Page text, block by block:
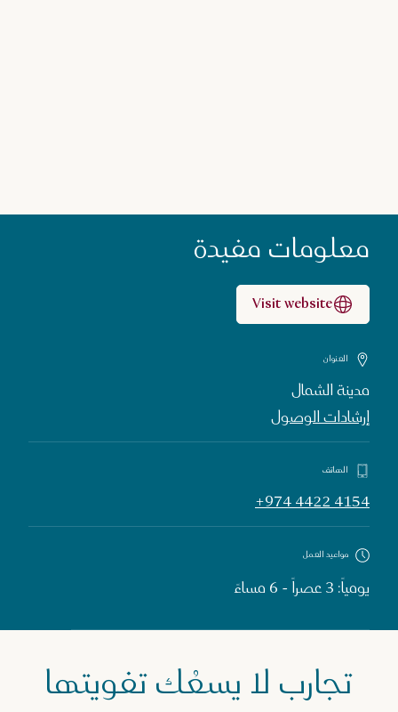
معلومات مفيدة
Visit website
العنوان
مدينة الشمال
إرشادات الوصول
الهاتف
+974 4422 4154
مواعيد العمل
يومياً: 3 عصراً - 6 مساءً
تجارب لا يسعُك تفويتها